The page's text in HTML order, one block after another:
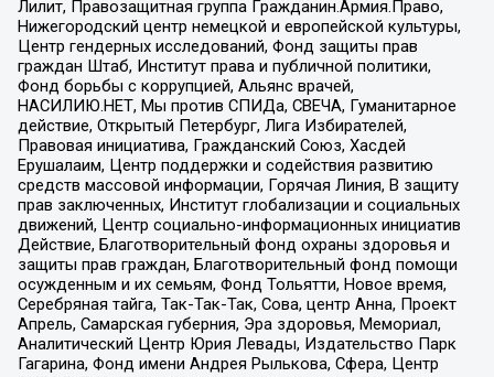
Лилит, Правозащитная группа Гражданин.Армия.Право,
Нижегородский центр немецкой и европейской культуры,
Центр гендерных исследований, Фонд защиты прав
граждан Штаб, Институт права и публичной политики,
Фонд борьбы с коррупцией, Альянс врачей,
НАСИЛИЮ.НЕТ, Мы против СПИДа, СВЕЧА, Гуманитарное
действие, Открытый Петербург, Лига Избирателей,
Правовая инициатива, Гражданский Союз, Хасдей
Ерушалаим, Центр поддержки и содействия развитию
средств массовой информации, Горячая Линия, В защиту
прав заключенных, Институт глобализации и социальных
движений, Центр социально-информационных инициатив
Действие, Благотворительный фонд охраны здоровья и
защиты прав граждан, Благотворительный фонд помощи
осужденным и их семьям, Фонд Тольятти, Новое время,
Серебряная тайга, Так-Так-Так, Сова, центр Анна, Проект
Апрель, Самарская губерния, Эра здоровья, Мемориал,
Аналитический Центр Юрия Левады, Издательство Парк
Гагарина, Фонд имени Андрея Рылькова, Сфера, Центр